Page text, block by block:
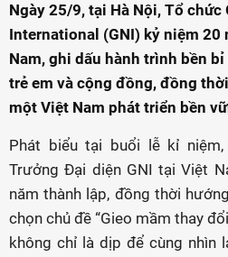
Ngày 25/9, tại Hà Nội, Tổ chức
International (GNI) kỷ niệm
Nam, ghi dấu hành trình bền
trẻ em và cộng đồng, đồng
một Việt Nam phát triển bền
Phát biểu tại buổi lễ kỉ
Trưởng Đại diện GNI tại Việt
năm thành lập, đồng thời
chọn chủ đề “Gieo mầm thay
không chỉ là dịp để cùng nhìn